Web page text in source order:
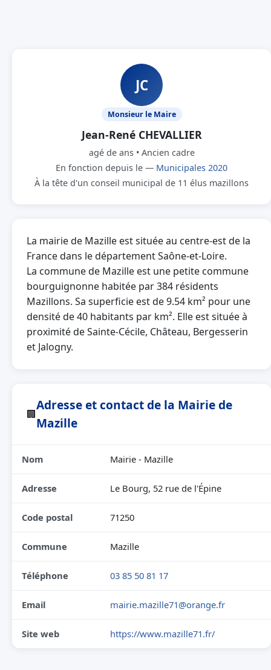
JC
Monsieur le Maire
Jean-René CHEVALLIER
agé de ans • Ancien cadre
En fonction depuis le — Municipales 2020
À la tête d'un conseil municipal de 11 élus mazillons
La mairie de Mazille est située au centre-est de la
France dans le département Saône-et-Loire.
La commune de Mazille est une petite commune
bourguignonne habitée par 384 résidents
Mazillons. Sa superficie est de 9.54 km² pour une
densité de 40 habitants par km². Elle est située à
proximité de Sainte-Cécile, Château, Bergesserin
et Jalogny.
🏢
Adresse et contact de la Mairie de
Mazille
Nom Mairie - Mazille
Adresse Le Bourg, 52 rue de l'Épine
Code postal 71250
Commune Mazille
Téléphone 03 85 50 81 17
Email mairie.mazille71@orange.fr
Site web https://www.mazille71.fr/